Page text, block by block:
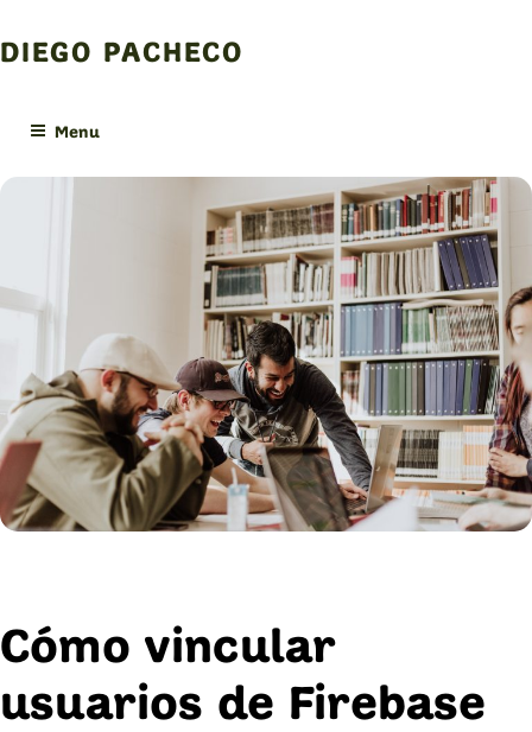
to
content
DIEGO PACHECO
Menu
Cómo vincular
usuarios de Firebase